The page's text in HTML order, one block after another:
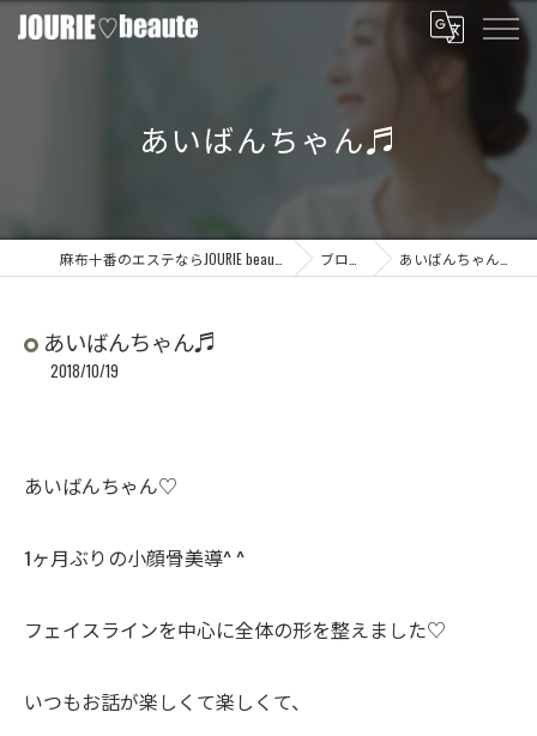
あいばんちゃん♬
ブログ あいばんちゃん♬
あいばんちゃん♬
2018/10/19
あいばんちゃん♡
1ヶ月ぶりの小顔骨美導^ ^
フェイスラインを中心に全体の形を整えました♡
いつもお話が楽しくて楽しくて、